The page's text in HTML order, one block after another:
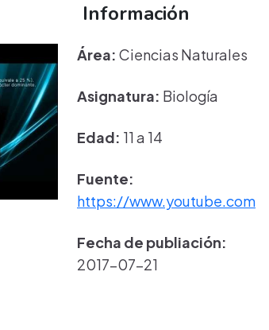
Información
Área: Ciencias Naturales
Asignatura: Biología
Edad: 11 a 14
Fuente:
https://www.youtube.com
Fecha de publiación:
2017-07-21